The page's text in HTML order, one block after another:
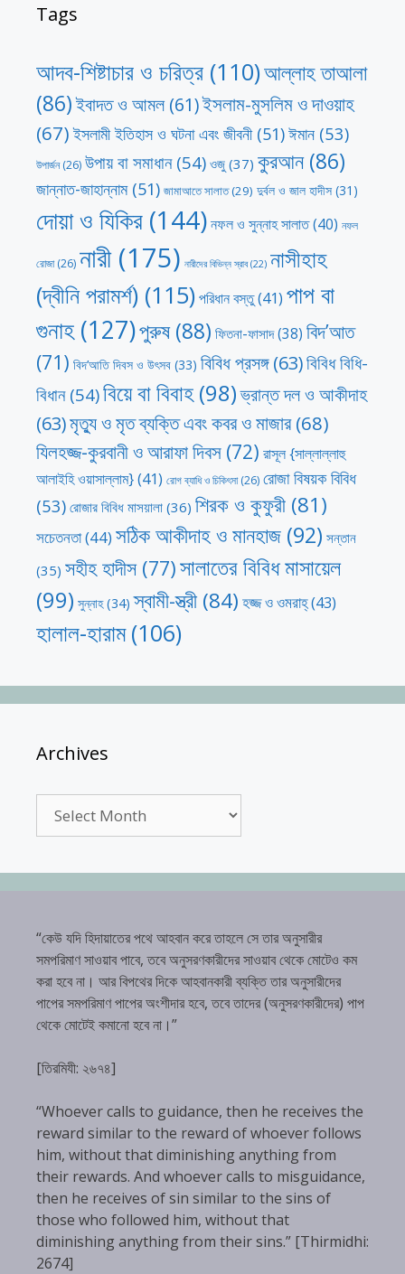
Tags
আদব-শিষ্টাচার ও চরিত্র (110)আল্লাহ তাআলা
(86)ইবাদত ও আমল(61)ইসলাম-মুসলিম ও দাওয়াহ
(67) ইসলামী ইতিহাস ও ঘটনা এবং জীবনী(51)ঈমান (53)
উপার্জন(26) উপায় বা সমাধান(54) ওজু (37) কুরআন(86)
জান্নাত-জাহান্নাম(51) জামাআতে সালাত(29) দুর্বল ও জাল হাদীস (31)
দোয়া ও যিকির (144)নফল ও সুন্নাহ সালাত(40) নফল
রোজা(26) নারী(175) নারীদের বিভিন্ন স্রাব(22) নাসীহাহ
(দ্বীনি পরামর্শ) (115)পরিধান বস্তু(41) পাপ বা
গুনাহ(127)পুরুষ(88) ফিতনা-ফাসাদ(38) বিদ’আত
(71) বিদ’আতি দিবস ও উৎসব (33) বিবিধ প্রসঙ্গ(63)বিবিধ বিধি-
বিধান(54)বিয়ে বা বিবাহ (98)ভ্রান্ত দল ও আকীদাহ
(63)মৃত্যু ও মৃত ব্যক্তি এবং কবর ও মাজার(68)
যিলহজ্জ-কুরবানী ও আরাফা দিবস (72) রাসূল {সাল্লাল্লাহু
আলাইহি ওয়াসাল্লাম}(41) রোগ ব্যাধি ও চিকিৎসা(26) রোজা বিষয়ক বিবিধ
(53) রোজার বিবিধ মাসয়ালা (36) শিরক ও কুফুরী (81)
সচেতনতা(44) সঠিক আকীদাহ ও মানহাজ (92) সন্তান
(35) সহীহ হাদীস(77)সালাতের বিবিধ মাসায়েল
(99) সুন্নাহ(34) স্বামী-স্ত্রী(84) হজ্জ ও ওমরাহ্‌(43)
হালাল-হারাম(106)
Archives
“কেউ যদি হিদায়াতের পথে আহবান করে তাহলে সে তার অনুসারীর
সমপরিমাণ সাওয়াব পাবে, তবে অনুসরণকারীদের সাওয়াব থেকে মোটেও কম
করা হবে না। আর বিপথের দিকে আহবানকারী ব্যক্তি তার অনুসারীদের
পাপের সমপরিমাণ পাপের অংশীদার হবে, তবে তাদের (অনুসরণকারীদের) পাপ
থেকে মোটেই কমানো হবে না।”
[তিরমিযী: ২৬৭৪]
“Whoever calls to guidance, then he receives the
reward similar to the reward of whoever follows
him, without that diminishing anything from
their rewards. And whoever calls to misguidance,
then he receives of sin similar to the sins of
those who followed him, without that
diminishing anything from their sins.” [Thirmidhi:
2674]